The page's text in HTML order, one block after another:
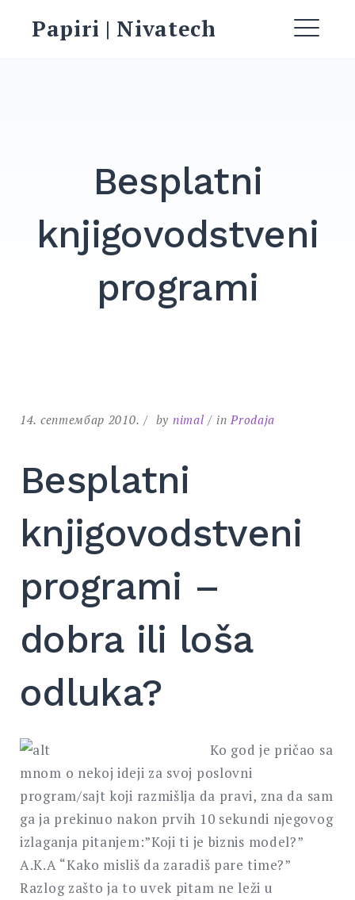
Papiri | Nivatech
EXPAND
Besplatni
knjigovodstveni
programi
14. септембар 2010. by nimal inProdaja
Besplatni
knjigovodstveni
programi –
dobra ili loša
odluka?
Ko god je pričao sa
mnom o nekoj ideji za svoj poslovni
program/sajt koji razmišlja da pravi, zna da sam
ga ja prekinuo nakon prvih 10 sekundi njegovog
izlaganja pitanjem:”Koji ti je biznis model?”
A.K.A “Kako misliš da zaradiš pare time?”
Razlog zašto ja to uvek pitam ne leži u